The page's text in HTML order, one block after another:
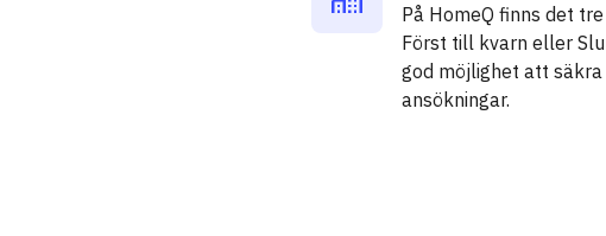
På HomeQ finns det
Först till kvarn eller
god möjlighet att säkra
ansökningar.